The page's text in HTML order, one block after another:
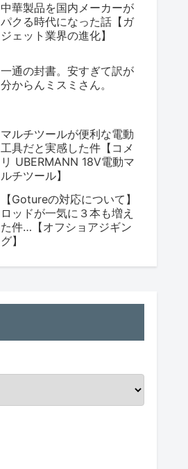
中華製品を国内メーカーが
パクる時代になった話【ガ
ジェット業界の進化】
一通の封書。安すぎて訳が
分からんミスミさん。
マルチツールが便利な電動
工具だと実感した件【コメ
リ UBERMANN 18V電動マ
ルチツール】
【Gotureの対応について】
ロッドが一気に３本も増え
た件…【オフショアジギン
グ】